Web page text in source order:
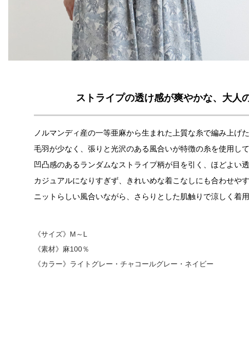
ストライプの透け感が爽やかな、大人
ノルマンディ産の一等亜麻から生まれた上質な糸で編み上げ
毛羽が少なく、張りと光沢のある風合いが特徴の糸を使用し
凹凸感のあるランダムなストライプ柄が目を引く、ほどよい
カジュアルになりすぎず、きれいめな着こなしにも合わせや
ニットらしい風合いながら、さらりとした肌触りで涼しく着
《サイズ》M～L
《素材》麻100％
《カラー》ライトグレー・チャコールグレー・ネイビー